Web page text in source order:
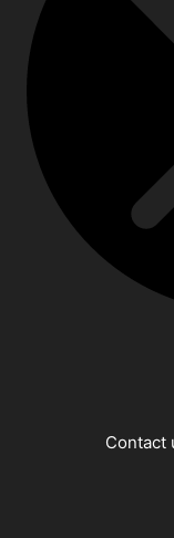
Contact